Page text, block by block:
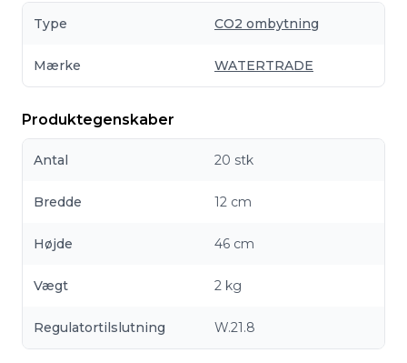
Type CO2 ombytning
Mærke WATERTRADE
Produktegenskaber
Antal 20 stk
Bredde 12 cm
Højde 46 cm
Vægt 2 kg
Regulatortilslutning W.21.8